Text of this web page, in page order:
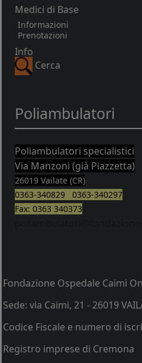
Medici di Base
Informazioni
Prenotazioni
Info
Cerca
Poliambulatori
Poliambulatori specialistici
Via Manzoni (già Piazzetta)
26019 Vailate (CR)
0363-340829 0363-340297
Fax: 0363 340373
Fondazione Ospedale Caimi
Sede: via Caimi, 21 - 26019
Codice Fiscale e numero di
Registro imprese di Cremona